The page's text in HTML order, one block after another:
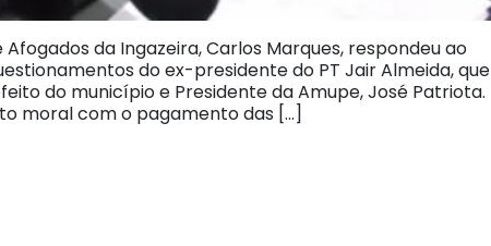
da Ingazeira, Carlos Marques, respondeu ao
do ex-presidente do PT Jair Almeida, que
do município e Presidente da Amupe, José Patriota.
moral com o pagamento das […]